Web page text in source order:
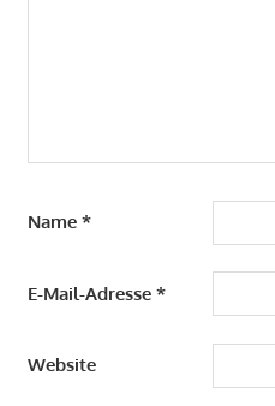
Name *
E-Mail-Adresse *
Website